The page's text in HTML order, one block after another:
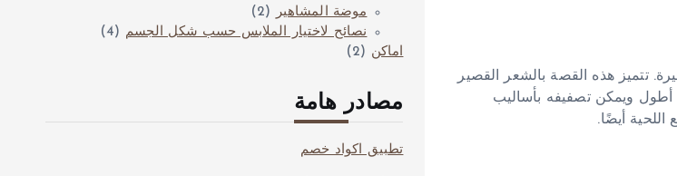
تتميز هذه القصة بالشعر القصير
أطول ويمكن تصفيفه بأساليب
أيضًا.
موضة المشاهير
(2)
نصائح لاختيار الملابس حسب شكل الجسم (4)
اماكن (2)
مصادر هامة
تطبيق اكواد خصم